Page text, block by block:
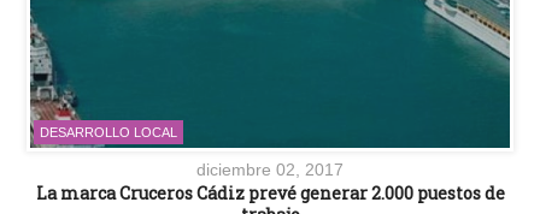
DESARROLLO LOCAL
diciembre 02, 2017
La marca Cruceros Cádiz prevé generar 2.000 puestos de